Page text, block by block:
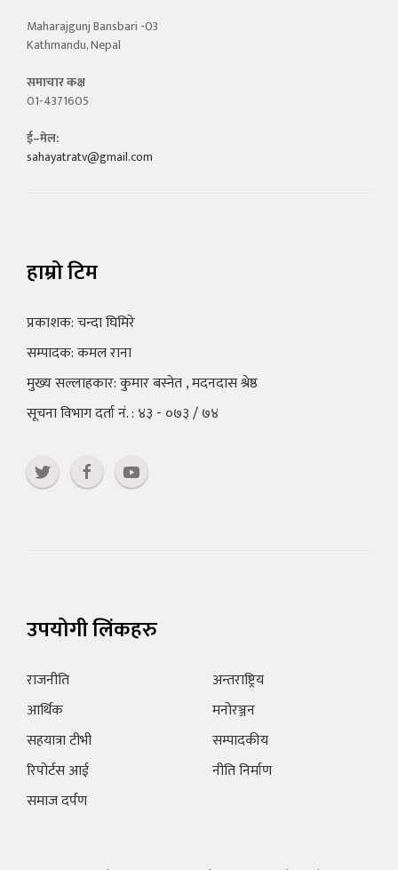
Maharajgunj Bansbari -03
Kathmandu, Nepal
समाचार कक्ष
01-4371605
ई–मेल:
sahayatratv@gmail.com
हाम्रो टिम
प्रकाशक: चन्दा घिमिरे
सम्पादक: कमल राना
मुख्य सल्लाहकार: कुमार बस्नेत , मदनदास श्रेष्ठ
सूचना विभाग दर्ता नं. : ४३ - ०७३ / ७४
उपयोगी लिंकहरु
राजनीति
आर्थिक
सहयात्रा टीभी
रिपोर्टस आई
समाज दर्पण
अन्तराष्ट्रिय
मनोरञ्जन
सम्पादकीय
नीति निर्माण